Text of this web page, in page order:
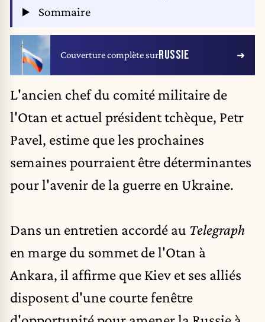
Sommaire
Couverture complète surRUSSIE
L'ancien chef du comité militaire de
l'Otan et actuel président tchèque, Petr
Pavel, estime que les prochaines
semaines pourraient être déterminantes
pour l'avenir de la guerre en Ukraine.
Dans un entretien accordé au Telegraph
en marge du sommet de l'Otan à
Ankara, il affirme que Kiev et ses alliés
disposent d'une courte fenêtre